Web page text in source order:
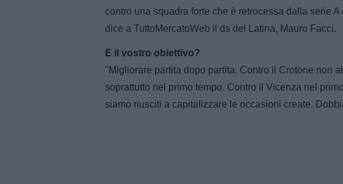
contro una squadra forte che è retrocessa dalla serie
dice a TuttoMercatoWeb il ds del Latina, Mauro Facci.
E il vostro obiettivo?
"Migliorare partita dopo partita. Contro il Crotone non
soprattutto nel primo tempo. Contro il Vicenza nel
siamo riusciti a capitalizzare le occasioni create.